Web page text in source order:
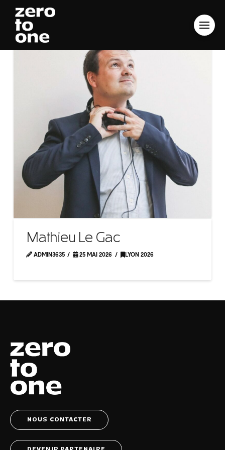
Mathieu Le Gac
ADMIN3635 25 MAI 2026 LYON 2026
NOUS CONTACTER